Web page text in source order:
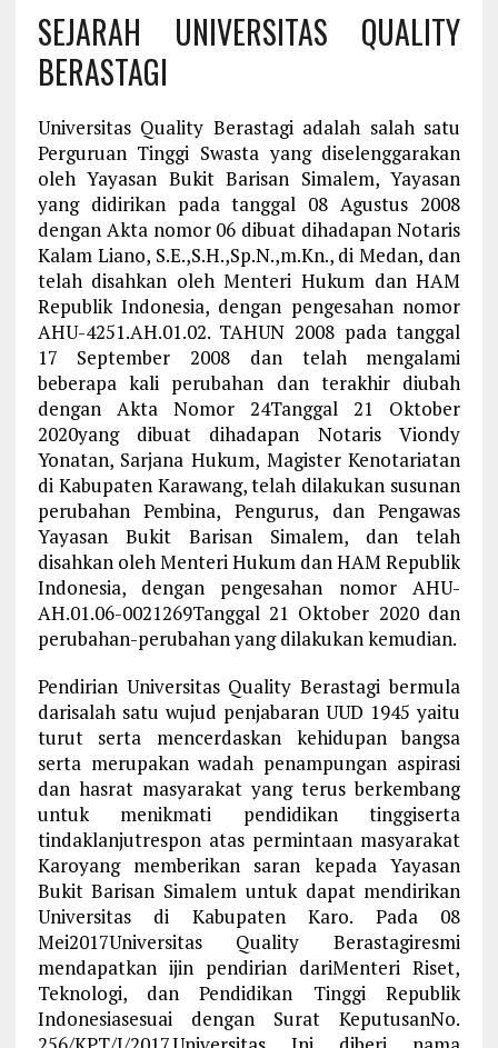
SEJARAH UNIVERSITAS QUALITY
BERASTAGI
Universitas Quality Berastagi adalah salah satu
Perguruan Tinggi Swasta yang diselenggarakan
oleh Yayasan Bukit Barisan Simalem, Yayasan
yang didirikan pada tanggal 08 Agustus 2008
dengan Akta nomor 06 dibuat dihadapan Notaris
Kalam Liano, S.E.,S.H.,Sp.N.,m.Kn., di Medan, dan
telah disahkan oleh Menteri Hukum dan HAM
Republik Indonesia, dengan pengesahan nomor
AHU-4251.AH.01.02. TAHUN 2008 pada tanggal
17 September 2008 dan telah mengalami
beberapa kali perubahan dan terakhir diubah
dengan Akta Nomor 24Tanggal 21 Oktober
2020yang dibuat dihadapan Notaris Viondy
Yonatan, Sarjana Hukum, Magister Kenotariatan
di Kabupaten Karawang, telah dilakukan susunan
perubahan Pembina, Pengurus, dan Pengawas
Yayasan Bukit Barisan Simalem, dan telah
disahkan oleh Menteri Hukum dan HAM Republik
Indonesia, dengan pengesahan nomor AHU-
AH.01.06-0021269Tanggal 21 Oktober 2020 dan
perubahan-perubahan yang dilakukan kemudian.
Pendirian Universitas Quality Berastagi bermula
darisalah satu wujud penjabaran UUD 1945 yaitu
turut serta mencerdaskan kehidupan bangsa
serta merupakan wadah penampungan aspirasi
dan hasrat masyarakat yang terus berkembang
untuk menikmati pendidikan tinggiserta
tindaklanjutrespon atas permintaan masyarakat
Karoyang memberikan saran kepada Yayasan
Bukit Barisan Simalem untuk dapat mendirikan
Universitas di Kabupaten Karo. Pada 08
Mei2017Universitas Quality Berastagiresmi
mendapatkan ijin pendirian dariMenteri Riset,
Teknologi, dan Pendidikan Tinggi Republik
Indonesiasesuai dengan Surat KeputusanNo.